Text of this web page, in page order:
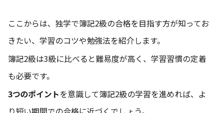
ここからは、独学で簿記2級の合格を目指す方が知ってお
きたい、学習のコツや勉強法を紹介します。
簿記2級は3級に比べると難易度が高く、学習習慣の定着
も必要です。
3つのポイントを意識して簿記2級の学習を進めれば、よ